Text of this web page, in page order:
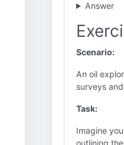
Answer
Scenario:
An oil
surveys
Task:
Imagine
outlining